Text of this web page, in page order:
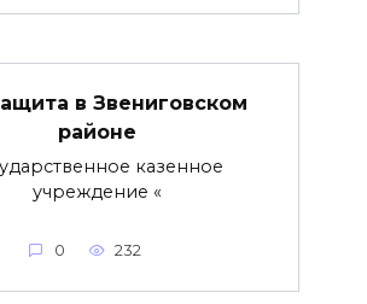
в Звениговском
районе
казенное
учреждение «
0 232